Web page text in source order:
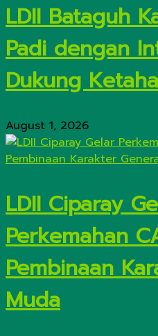
LDII Bataguh
Padi dengan
Dukung
August 1, 2026
LDII Ciparay
Perkemahan
Pembinaan
Muda